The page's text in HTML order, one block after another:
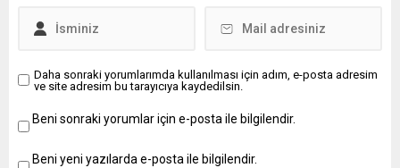
çerçevesinde (11)
kadrolarına
anılanYönetmeliğin
1’inci fıkrasına göre
(2) DestekPersoneli
Daha sonraki yorumlarımda kullanılması için adım, e-posta adresim
ve site adresim bu tarayıcıya kaydedilsin.
Beni sonraki yorumlar için e-posta ile bilgilendir.
Beni yeni yazılarda e-posta ile bilgilendir.